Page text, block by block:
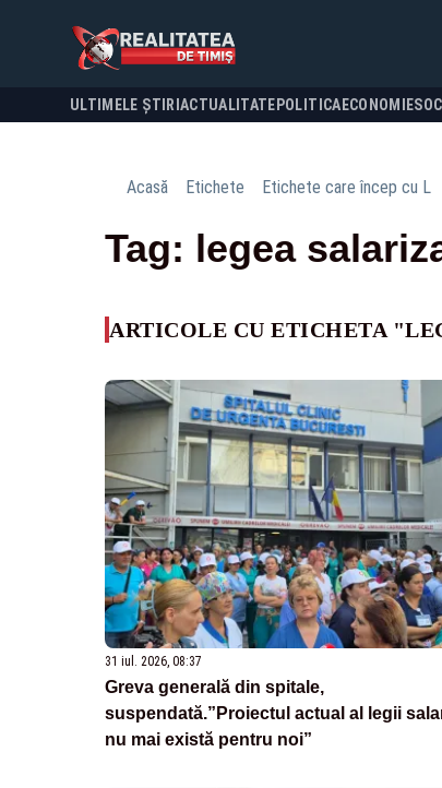
ULTIMELE ȘTIRI ACTUALITATE POLITICA ECONOMIE
Acasă Etichete Etichete care încep cu L
Tag: legea
ARTICOLE CU ETICHETA
31 iul. 2026, 08:37
Greva generală din spitale,
suspendată.”Proiectul actual al legii
nu mai există pentru noi”